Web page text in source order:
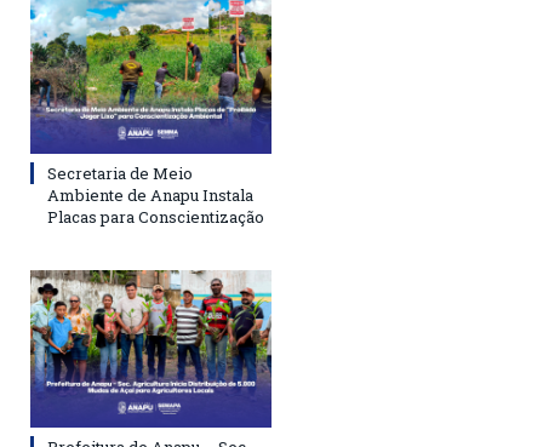
Secretaria de Meio
Ambiente de Anapu Instala
Placas para Conscientização